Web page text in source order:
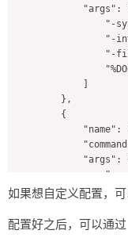
"args":
"-
"-
"-
            ]
        },
        {
"name":
"args":
"-
"-
如果想自定义配置，
配置好之后，可以通过